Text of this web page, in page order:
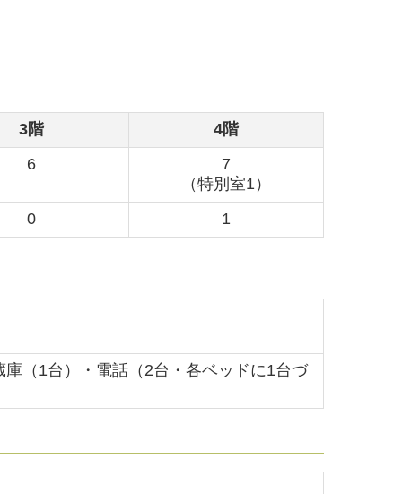
3階
4階
6
7
（特別室1）
0
1
（1台）・電話（2台・各ベッドに1台づ